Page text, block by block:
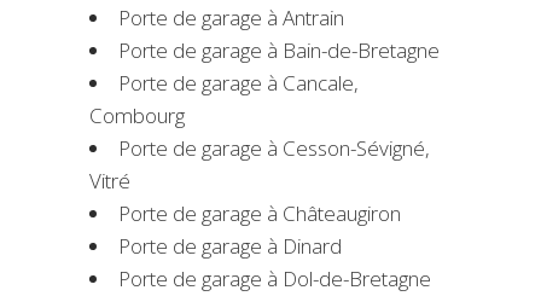
Porte de garage à Antrain
Porte de garage à Bain-de-Bretagne
Porte de garage à Cancale,
Combourg
Porte de garage à Cesson-Sévigné,
Vitré
Porte de garage à Châteaugiron
Porte de garage à Dinard
Porte de garage à Dol-de-Bretagne